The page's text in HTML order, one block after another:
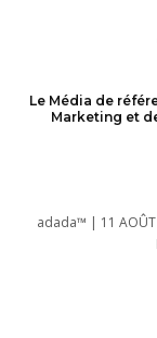
Le Média de
Marketing et
adada™ | 11 AOÛT